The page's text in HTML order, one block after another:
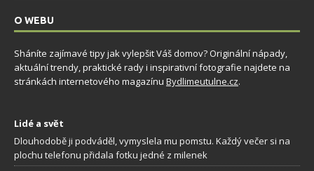
O WEBU
Sháníte zajímavé tipy jak vylepšit Váš domov? Originální nápady,
aktuální trendy, praktické rady i inspirativní fotografie najdete na
stránkách internetového magazínu Bydlimeutulne.cz.
Lidé a svět
Dlouhodobě ji podváděl, vymyslela mu pomstu. Každý večer si na
plochu telefonu přidala fotku jedné z milenek